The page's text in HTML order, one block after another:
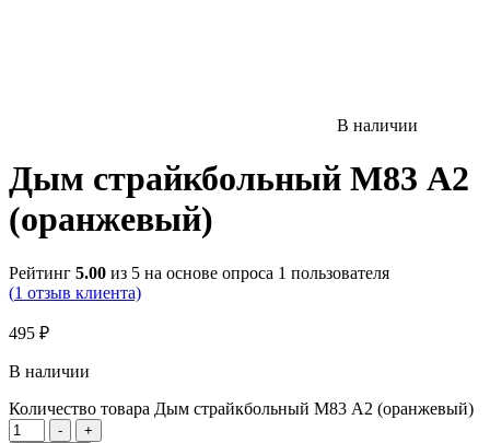
В наличии
Дым страйкбольный М83 А2
(оранжевый)
Рейтинг 5.00 из 5 на основе опроса 1 пользователя
(1 отзыв клиента)
495 ₽
В наличии
Количество товара Дым страйкбольный М83 А2 (оранжевый)
-
+